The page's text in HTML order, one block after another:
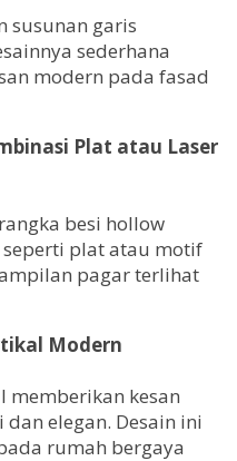
susunan garis
sederhana
modern pada fasad
Plat atau Laser
besi hollow
plat atau motif
pagar terlihat
Modern
memberikan kesan
elegan. Desain ini
rumah bergaya